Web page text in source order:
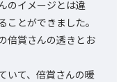
のイメージとは違
とができました。
倍賞さんの透きとお
いて、倍賞さんの暖